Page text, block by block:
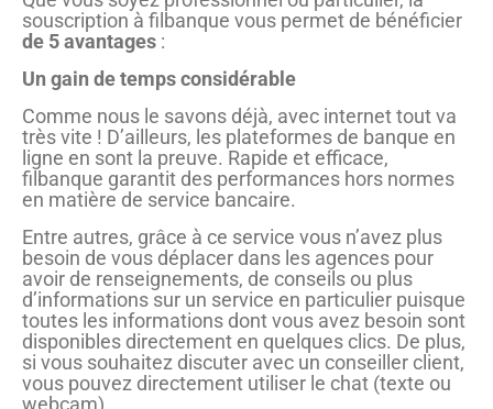
souscription à filbanque vous permet de bénéficier
de 5 avantages :
Un gain de temps considérable
Comme nous le savons déjà, avec internet tout va
très vite ! D’ailleurs, les plateformes de banque en
ligne en sont la preuve. Rapide et efficace,
filbanque garantit des performances hors normes
en matière de service bancaire.
Entre autres, grâce à ce service vous n’avez plus
besoin de vous déplacer dans les agences pour
avoir de renseignements, de conseils ou plus
d’informations sur un service en particulier puisque
toutes les informations dont vous avez besoin sont
disponibles directement en quelques clics. De plus,
si vous souhaitez discuter avec un conseiller client,
vous pouvez directement utiliser le chat (texte ou